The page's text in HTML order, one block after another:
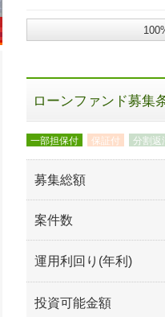
ローンファンド募集
一部担保付 保証付 分割返
募集総額
案件数
運用利回り(年利)
投資可能金額